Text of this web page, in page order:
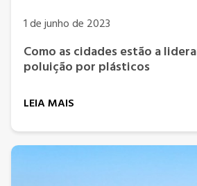
1 de junho de 2023
Como as cidades estão a
poluição por plásticos
LEIA MAIS